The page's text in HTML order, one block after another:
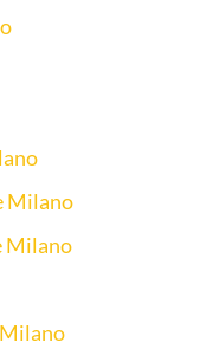
Milano
Milano